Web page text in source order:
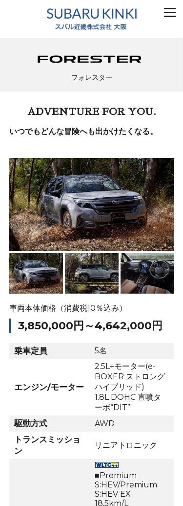
フォレスター
ADVENTURE FOR YOU.
いつでもどんな冒険へも出かけたくなる。
車両本体価格（消費税10％込み）
3,850,000円～4,642,000円
乗車定員 5名
エンジン/モーター
2.5L+モーター(e-
BOXER ストロング
ハイブリッド)
1.8L DOHC 直噴タ
ーボ“DIT”
駆動方式 AWD
トランスミッショ
ン
リニアトロニック
■Premium
S:HEV/Premium
S:HEV EX
18.5km/L